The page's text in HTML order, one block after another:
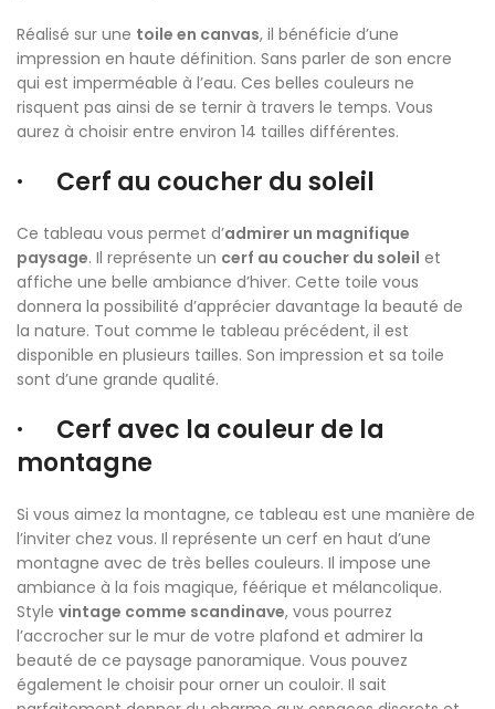
Réalisé sur une toile en canvas, il bénéficie d’une
impression en haute définition. Sans parler de son encre
qui est imperméable à l’eau. Ces belles couleurs ne
risquent pas ainsi de se ternir à travers le temps. Vous
aurez à choisir entre environ 14 tailles différentes.
· Cerf au coucher du soleil
Ce tableau vous permet d’admirer un magnifique
paysage. Il représente un cerf au coucher du soleil et
affiche une belle ambiance d’hiver. Cette toile vous
donnera la possibilité d’apprécier davantage la beauté de
la nature. Tout comme le tableau précédent, il est
disponible en plusieurs tailles. Son impression et sa toile
sont d’une grande qualité.
· Cerf avec la couleur de la
montagne
Si vous aimez la montagne, ce tableau est une manière de
l’inviter chez vous. Il représente un cerf en haut d’une
montagne avec de très belles couleurs. Il impose une
ambiance à la fois magique, féérique et mélancolique.
Style vintage comme scandinave, vous pourrez
l’accrocher sur le mur de votre plafond et admirer la
beauté de ce paysage panoramique. Vous pouvez
également le choisir pour orner un couloir. Il sait